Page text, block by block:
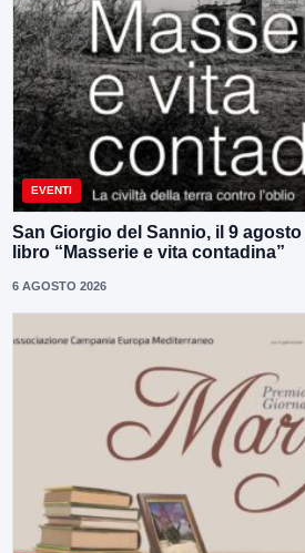
EVENTI
San Giorgio del Sannio, il 9
libro “Masserie e vita contadina”
6 AGOSTO 2026